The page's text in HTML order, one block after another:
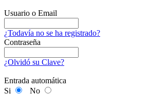
Usuario o Email
¿Todavía no se ha registrado?
Contraseña
¿Olvidó su Clave?
Entrada automática
Si
No